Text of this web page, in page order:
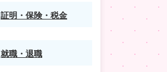
証明・保険・税金
就職・退職